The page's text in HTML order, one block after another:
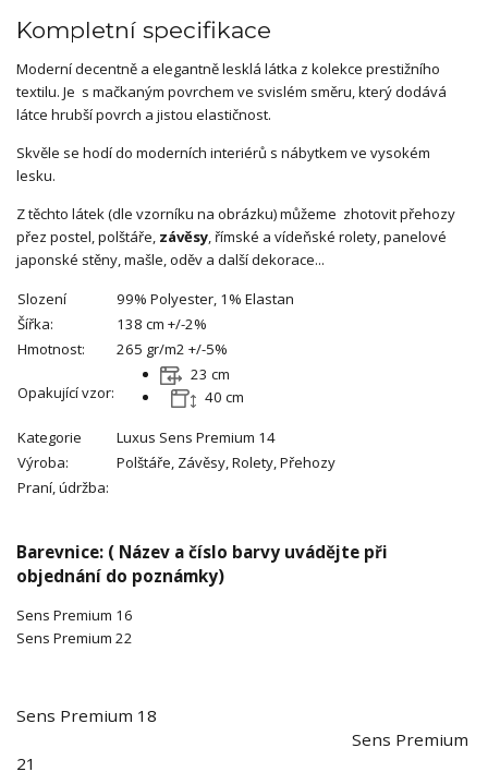
Kompletní specifikace
Moderní decentně a elegantně lesklá látka z kolekce prestižního
textilu. Je s mačkaným povrchem ve svislém směru, který dodává
látce hrubší povrch a jistou elastičnost.
Skvěle se hodí do moderních interiérů s nábytkem ve vysokém
lesku.
Z těchto látek (dle vzorníku na obrázku) můžeme zhotovit přehozy
přez postel, polštáře, závěsy, římské a vídeňské rolety, panelové
japonské stěny, mašle, oděv a další dekorace...
Slození
99% Polyester, 1% Elastan
Šířka:
138 cm +/-2%
Hmotnost:
265 gr/m2 +/-5%
Opakující vzor:
23 cm
40 cm
Kategorie
Luxus Sens Premium 14
Výroba:
Polštáře, Závěsy, Rolety, Přehozy
Praní, údržba:
Barevnice: ( Název a číslo barvy uvádějte při
objednání do poznámky)
Sens Premium 16
Sens Premium 22
Sens Premium 18
Sens Premium
21